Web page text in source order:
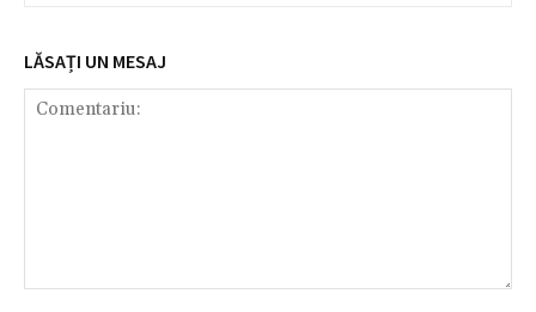
LĂSAȚI UN MESAJ